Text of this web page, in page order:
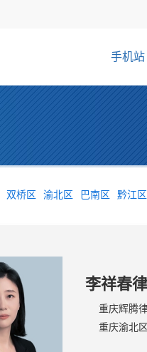
手机站
双桥区 渝北区 巴南区 黔江区
李祥春
重庆辉腾
重庆渝北